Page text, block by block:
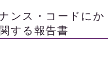
ンス・コードにか
する報告書